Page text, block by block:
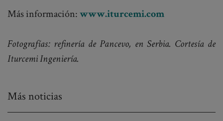
Más información:www.iturcemi.com
Fotografías: refinería de Pancevo, en Serbia. Cortesía de
Iturcemi Ingeniería.
Más noticias